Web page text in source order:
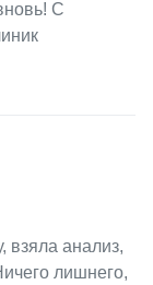
С
взяла анализ,
лишнего,